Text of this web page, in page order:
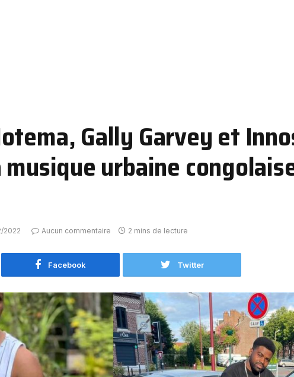
Gally Garvey et
urbaine
2022 Aucun commentaire 2 mins de lecture
Facebook Twitter